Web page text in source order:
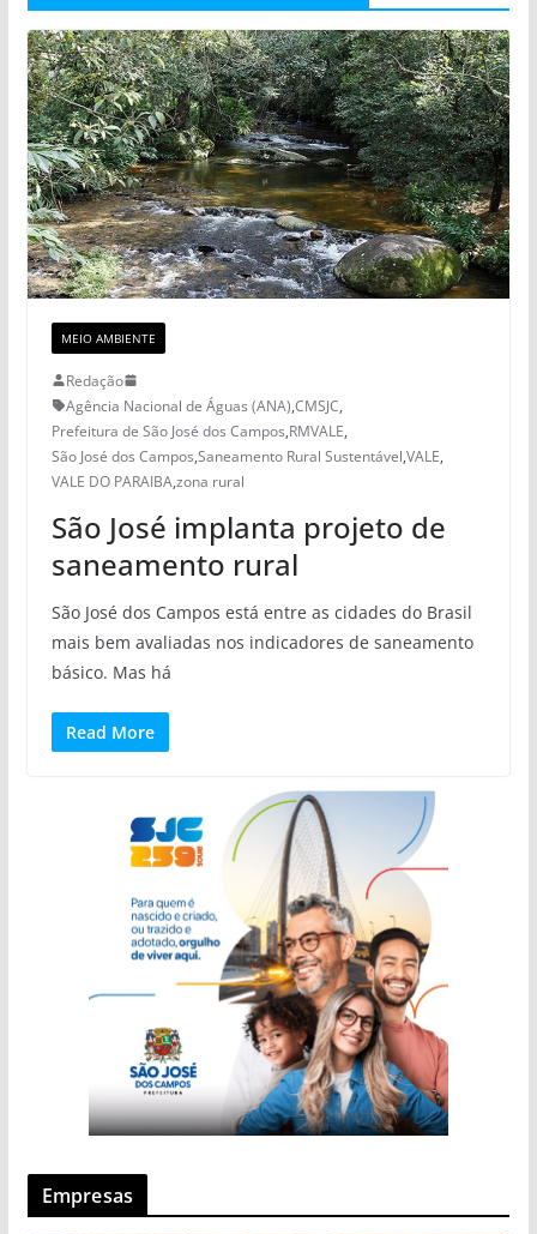
MEIO AMBIENTE
Redação
Agência Nacional de Águas (ANA),CMSJC,
Prefeitura de São José dos Campos,RMVALE,
São José dos Campos,Saneamento Rural Sustentável,VALE,
VALE DO PARAIBA,zona rural
São José implanta projeto de
saneamento rural
São José dos Campos está entre as cidades do Brasil
mais bem avaliadas nos indicadores de saneamento
básico. Mas há
Read More
Empresas